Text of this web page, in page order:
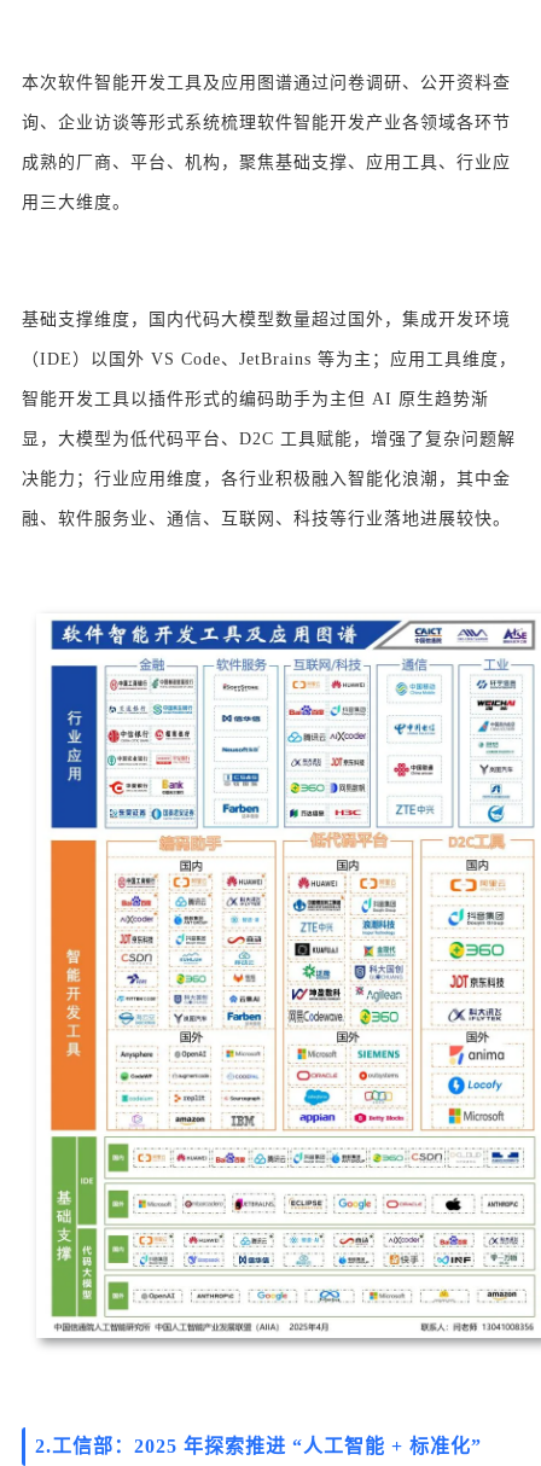
本次软件智能开发工具及应用图谱通过问卷调研、公开资料查
询、企业访谈等形式系统梳理软件智能开发产业各领域各环节
成熟的厂商、平台、机构，聚焦基础支撑、应用工具、行业应
用三大维度。
基础支撑维度，国内代码大模型数量超过国外，集成开发环境
（IDE）以国外 VS Code、JetBrains 等为主；应用工具维度，
智能开发工具以插件形式的编码助手为主但 AI 原生趋势渐
显，大模型为低代码平台、D2C 工具赋能，增强了复杂问题解
决能力；行业应用维度，各行业积极融入智能化浪潮，其中金
融、软件服务业、通信、互联网、科技等行业落地进展较快。
2.工信部：2025 年探索推进 “人工智能 + 标准化”